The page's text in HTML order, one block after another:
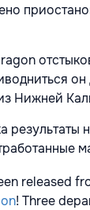
Нижней
результаты
released
! Three